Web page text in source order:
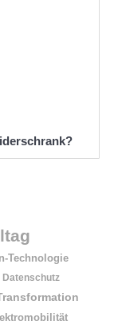
Technologie
Datenschutz